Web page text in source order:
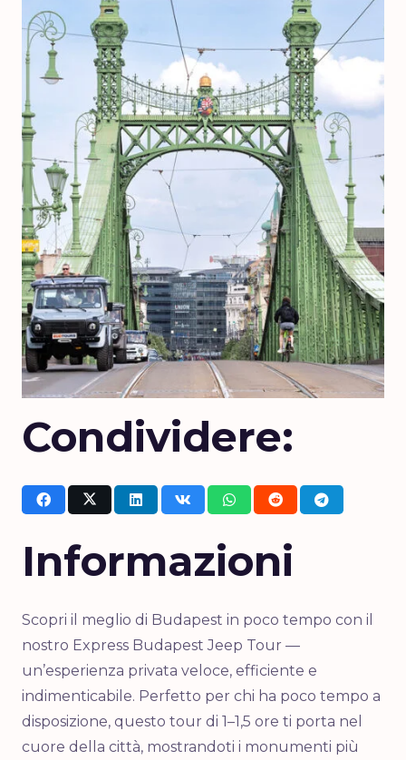
Condividere:
Informazioni
Scopri il meglio di Budapest in poco tempo con il
nostro Express Budapest Jeep Tour —
un’esperienza privata veloce, efficiente e
indimenticabile. Perfetto per chi ha poco tempo a
disposizione, questo tour di 1–1,5 ore ti porta nel
cuore della città, mostrandoti i monumenti più